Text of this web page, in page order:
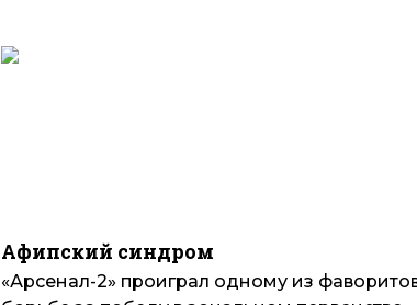
Афипский синдром
«Арсенал-2» проиграл одному из